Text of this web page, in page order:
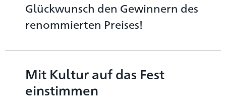
Glückwunsch den Gewinnern des
renommierten Preises!
Mit Kultur auf das Fest
einstimmen